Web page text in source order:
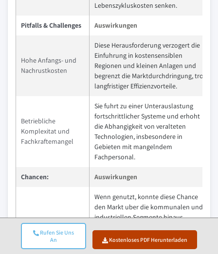
Rufen Sie Uns
An
Kostenloses PDF Herunterladen
Lebenszykluskosten senken.
Pitfalls & Challenges Auswirkungen
Hohe Anfangs- und
Nachrustkosten
Diese Herausforderung verzogert die
Einfuhrung in kostensensiblen
Regionen und kleinen Anlagen und
begrenzt die Marktdurchdringung, trotz
langfristiger Effizienzvorteile.
Betriebliche
Komplexitat und
Fachkraftemangel
Sie fuhrt zu einer Unterauslastung
fortschrittlicher Systeme und erhoht
die Abhangigkeit von veralteten
Technologien, insbesondere in
Gebieten mit mangelndem
Fachpersonal.
Chancen: Auswirkungen
Expansion in den
Bereich des
Wenn genutzt, konnte diese Chance
den Markt uber die kommunalen und
industriellen Segmente hinaus
schaffen und die Ubernahme in
landlichen Volkswirtschaften